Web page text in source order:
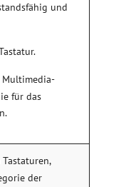
und
Multimedia-
für das
der